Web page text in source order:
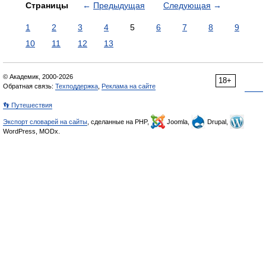
Страницы ← Предыдущая Следующая →
1 2 3 4 5 6 7 8
9
10
11 12 13
18+
© Академик, 2000-2026
Обратная связь: Техподдержка Реклама на сайте
👣 Путешествия
Экспорт словарей на сайты , сделанные на PHP, Joomla,
Drupal,
WordPress, MODx.